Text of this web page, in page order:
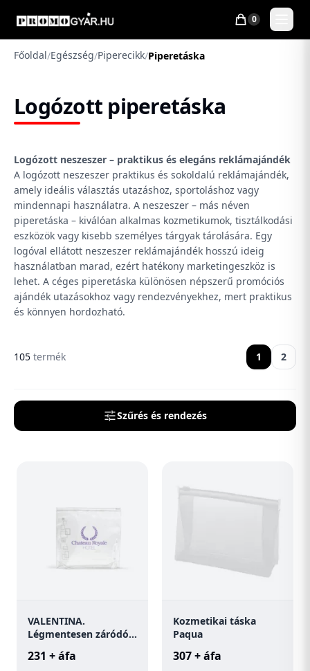
0
Főoldal/Egészség/Piperecikk/Piperetáska
Logózott piperetáska
Logózott neszeszer – praktikus és elegáns reklámajándék
A logózott neszeszer praktikus és sokoldalú reklámajándék,
amely ideális választás utazáshoz, sportoláshoz vagy
mindennapi használatra. A neszeszer – más néven
piperetáska – kiválóan alkalmas kozmetikumok, tisztálkodási
eszközök vagy kisebb személyes tárgyak tárolására. Egy
logóval ellátott neszeszer reklámajándék hosszú ideig
használatban marad, ezért hatékony marketingeszköz is
lehet. A céges piperetáska különösen népszerű promóciós
ajándék utazásokhoz vagy rendezvényekhez, mert praktikus
és könnyen hordozható.
105 termék 1 2
Szűrés és rendezés
VALENTINA.
Légmentesen záródó,
231 + áfa
Kozmetikai táska
Paqua
307 + áfa